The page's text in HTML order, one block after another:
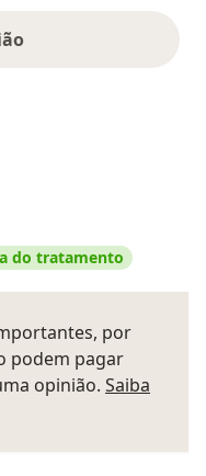
do tratamento
por
podem pagar
opinião. Saiba